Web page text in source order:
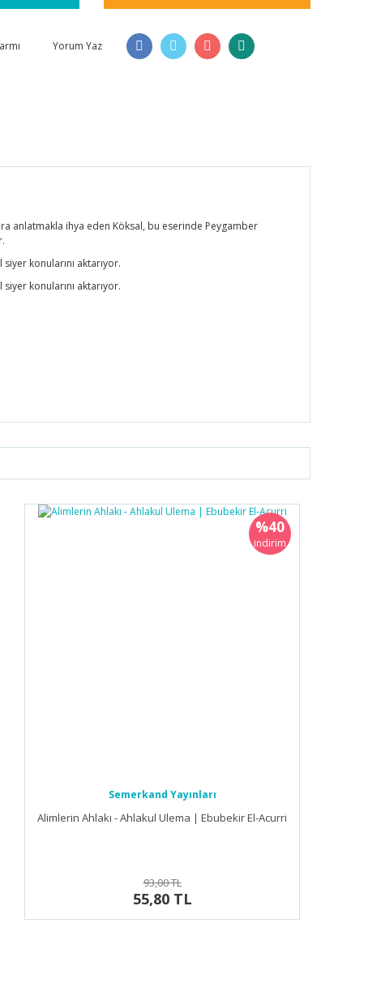
Yorum Yaz
anlatmakla ihya eden Köksal, bu eserinde Peygamber
konularını aktarıyor.
konularını aktarıyor.
%40
indirim
Semerkand Yayınları
Alimlerin Ahlakı - Ahlakul Ulema | Ebubekir El-Acurri
93,00 TL
55,80 TL